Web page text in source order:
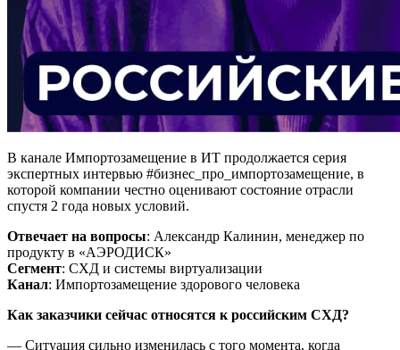
В канале Импортозамещение в ИТ продолжается серия
экспертных интервью #бизнес_про_импортозамещение, в
которой компании честно оценивают состояние отрасли
спустя 2 года новых условий.
Отвечает на вопросы: Александр Калинин, менеджер по
продукту в «АЭРОДИСК»
Сегмент: СХД и системы виртуализации
Канал: Импортозамещение здорового человека
Как заказчики сейчас относятся к российским СХД?
— Ситуация сильно изменилась с того момента, когда